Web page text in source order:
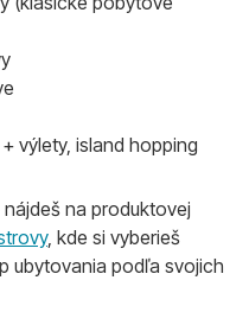
výlety, island hopping
na produktovej
, kde si vyberieš
ubytovania podľa svojich